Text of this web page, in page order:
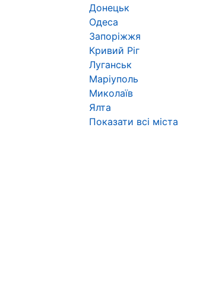
Донецьк
Одеса
Запоріжжя
Кривий Ріг
Луганськ
Маріуполь
Миколаїв
Ялта
Показати всі міста